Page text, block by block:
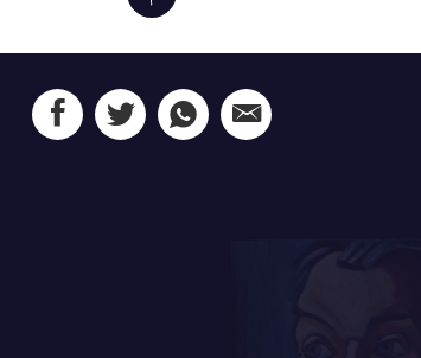
Uiteindelijk ontstond er een reeks van vijf:
Tijdens het poseren hebben ze eindeloos
geparadeerd.